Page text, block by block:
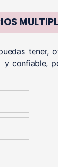
tener,
confiable,